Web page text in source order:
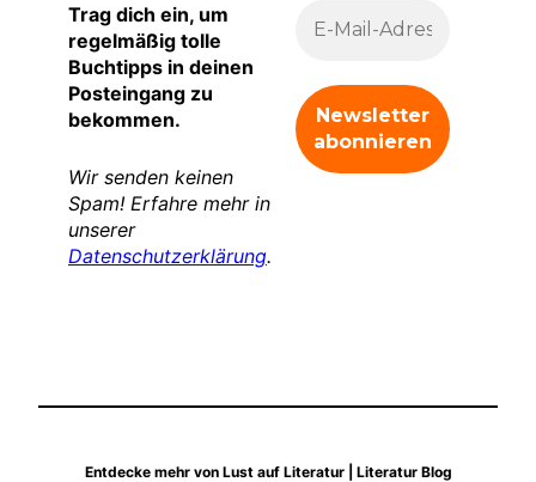
Trag dich ein, um
regelmäßig tolle
Buchtipps in deinen
Posteingang zu
bekommen.
Wir senden keinen
Spam! Erfahre mehr in
unserer
Datenschutzerklärung.
Entdecke mehr von Lust auf Literatur | Literatur Blog